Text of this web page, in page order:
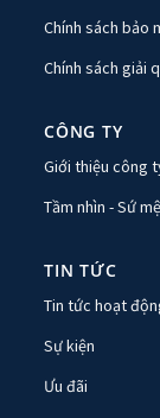
Chính sách bảo
Chính sách giải
CÔNG TY
Giới thiệu công
Tầm nhìn - Sứ
TIN TỨC
Tin tức hoạt
Sự kiện
Ưu đãi